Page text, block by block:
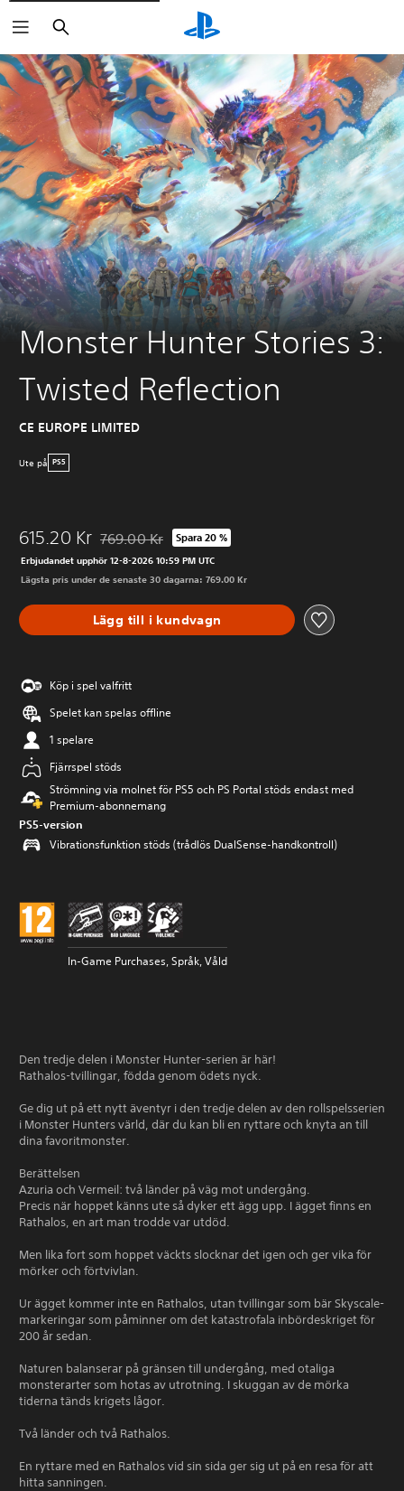
Sök
Monster Hunter Stories 3:
Twisted Reflection
CE EUROPE LIMITED
Ute på PS5
615.20 Kr Nedsatt från ursprungspriset på 769.00 Kr
769.00 Kr Spara 20 %
Erbjudandet upphör 12-8-2026 10:59 PM UTC
Lägsta pris under de senaste 30 dagarna: 769.00 Kr
Lägg till i kundvagn
Köp i spel valfritt
Spelet kan spelas offline
1 spelare
Fjärrspel stöds
Strömning via molnet för PS5 och PS Portal stöds endast med
Premium-abonnemang
PS5-version
Vibrationsfunktion stöds (trådlös DualSense-handkontroll)
In-Game Purchases, Språk, Våld
Den tredje delen i Monster Hunter-serien är här!
Rathalos-tvillingar, födda genom ödets nyck.
Ge dig ut på ett nytt äventyr i den tredje delen av den rollspelsserien
i Monster Hunters värld, där du kan bli en ryttare och knyta an till
dina favoritmonster.
Berättelsen
Azuria och Vermeil: två länder på väg mot undergång.
Precis när hoppet känns ute så dyker ett ägg upp. I ägget finns en
Rathalos, en art man trodde var utdöd.
Men lika fort som hoppet väckts slocknar det igen och ger vika för
mörker och förtvivlan.
Ur ägget kommer inte en Rathalos, utan tvillingar som bär Skyscale-
markeringar som påminner om det katastrofala inbördeskriget för
200 år sedan.
Naturen balanserar på gränsen till undergång, med otaliga
monsterarter som hotas av utrotning. I skuggan av de mörka
tiderna tänds krigets lågor.
Två länder och två Rathalos.
En ryttare med en Rathalos vid sin sida ger sig ut på en resa för att
hitta sanningen.